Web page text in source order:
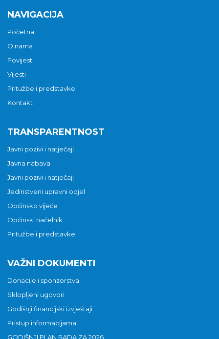
NAVIGACIJA
Početna
O nama
Povijest
Vijesti
Pritužbe i predstavke
Kontakt
TRANSPARENTNOST
Javni pozivi i natječaji
Javna nabava
Javni pozivi i natječaji
Jedinstveni upravni odjel
Općinsko vijeće
Općinski načelnik
Pritužbe i predstavke
VAŽNI DOKUMENTI
Donacije i sponzorstva
Sklopljeni ugovori
Godišnji financijski izvještaji
Pristup informacijama
GODIŠNJI PLAN RADA ZA 2026